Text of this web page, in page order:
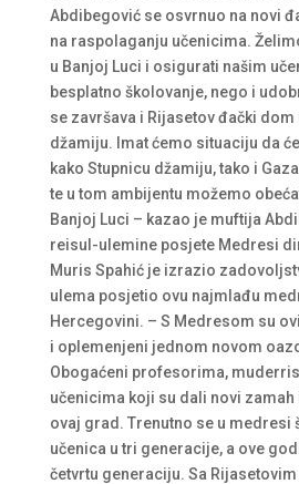
Abdibegović se osvrnuo na novi
na raspolaganju učenicima.
u Banjoj Luci i osigurati našim
besplatno školovanje, nego i
se završava i Rijasetov đački dom
džamiju. Imat ćemo situaciju da
kako Stupnicu džamiju, tako i
te u tom ambijentu možemo
Banjoj Luci – kazao je muftija
reisul-ulemine posjete Medresi
Muris Spahić je izrazio
ulema posjetio ovu najmlađu
Hercegovini. – S Medresom su
i oplemenjeni jednom novom
Obogaćeni profesorima,
učenicima koji su dali novi
ovaj grad. Trenutno se u medresi
učenica u tri generacije, a ove
četvrtu generaciju. Sa